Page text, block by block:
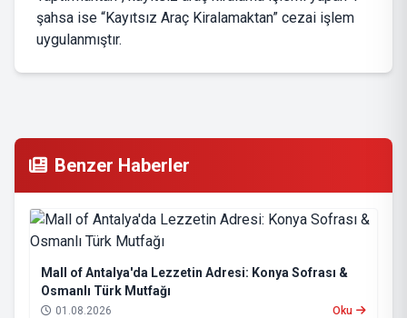
şahsa ise “Kayıtsız Araç Kiralamaktan” cezai işlem
uygulanmıştır.
Benzer Haberler
Mall of Antalya'da Lezzetin Adresi: Konya Sofrası &
Osmanlı Türk Mutfağı
01.08.2026 Oku